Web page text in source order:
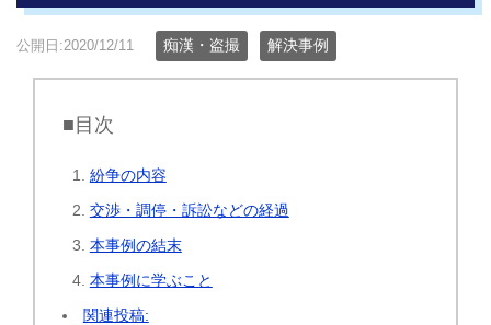
公開日:2020/12/11 痴漢・盗撮 解決事例
■目次
紛争の内容
交渉・調停・訴訟などの経過
本事例の結末
本事例に学ぶこと
関連投稿: